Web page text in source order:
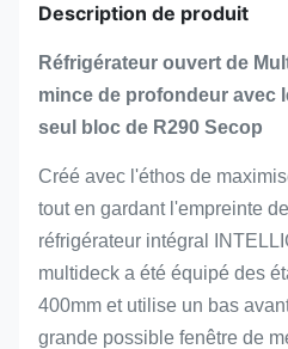
Description de produit
Réfrigérateur ouvert de
mince de profondeur avec
seul bloc de R290 Secop
Créé avec l'éthos de
tout en gardant l'empreinte
réfrigérateur intégral
multideck a été équipé des
400mm et utilise un bas
grande possible fenêtre de